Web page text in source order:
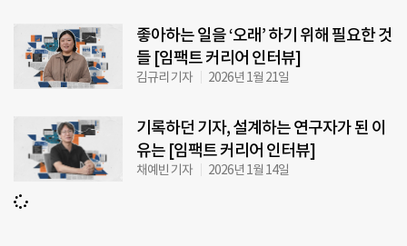
좋아하는 일을 ‘오래’ 하기 위해 필요한 것
들 [임팩트 커리어 인터뷰]
김규리 기자 2026년 1월 21일
기록하던 기자, 설계하는 연구자가 된 이
유는 [임팩트 커리어 인터뷰]
채예빈 기자 2026년 1월 14일